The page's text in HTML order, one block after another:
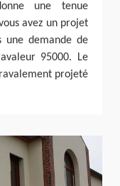
une tenue
avez un projet
une demande de
95000. Le
projeté